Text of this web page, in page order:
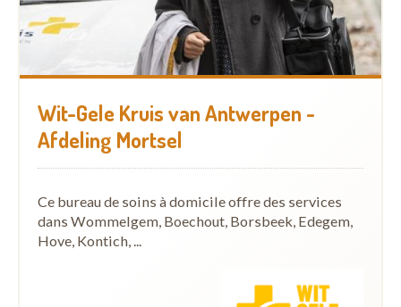
Wit-Gele Kruis van Antwerpen -
Afdeling Mortsel
Ce bureau de soins à domicile offre des services
dans Wommelgem, Boechout, Borsbeek, Edegem,
Hove, Kontich, ...